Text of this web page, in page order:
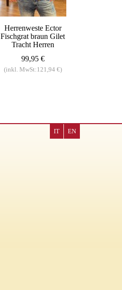
Herrenweste Ector
Fischgrat braun Gilet
Tracht Herren
99,95 €
(inkl. MwSt:121,94 €)
IT EN